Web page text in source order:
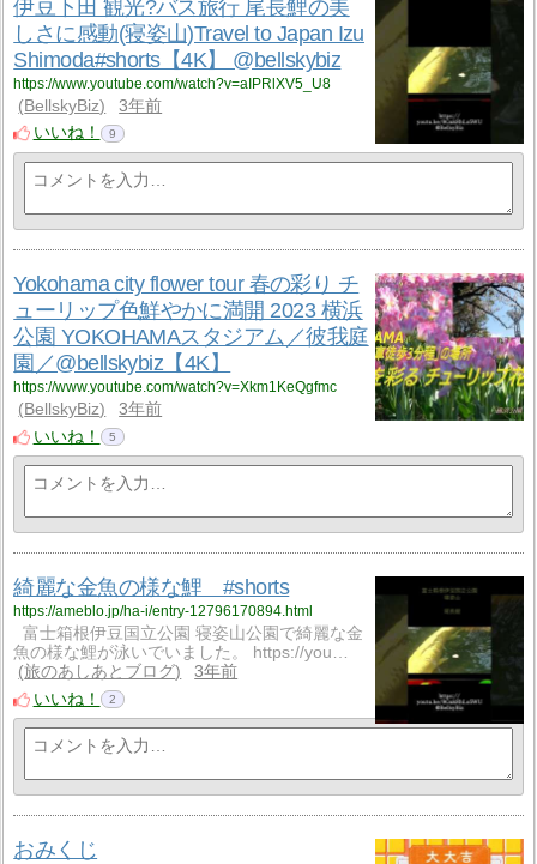
伊豆下田 観光?バス旅行 尾長鯉の美
しさに感動(寝姿山)Travel to Japan Izu
Shimoda#shorts【4K】 @bellskybiz
https://www.youtube.com/watch?v=aIPRlXV5_U8
BellskyBiz
3年前
いいね！
9
Yokohama city flower tour 春の彩り チ
ューリップ色鮮やかに満開 2023 横浜
公園 YOKOHAMAスタジアム／彼我庭
園／@bellskybiz【4K】
https://www.youtube.com/watch?v=Xkm1KeQgfmc
BellskyBiz
3年前
いいね！
5
綺麗な金魚の様な鯉 #shorts
https://ameblo.jp/ha-i/entry-12796170894.html
富士箱根伊豆国立公園 寝姿山公園で綺麗な金
魚の様な鯉が泳いでいました。 https://you…
旅のあしあとブログ
3年前
いいね！
2
おみくじ